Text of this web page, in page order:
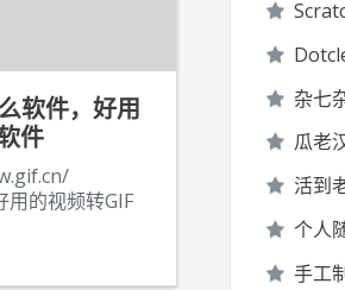
软件，好用
件
用的视频转GIF
杂七
瓜老
活到
个人
手工